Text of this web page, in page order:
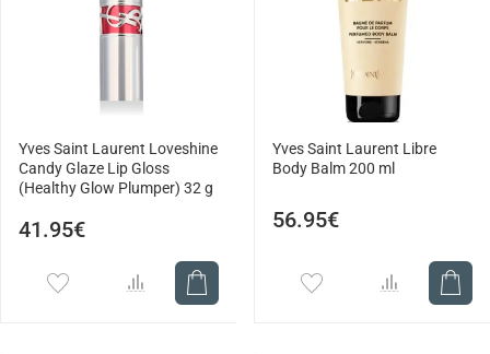
Yves Saint Laurent Loveshine
Candy Glaze Lip Gloss
(Healthy Glow Plumper) 32 g
41.95€
Yves Saint Laurent Libre
Body Balm 200 ml
56.95€